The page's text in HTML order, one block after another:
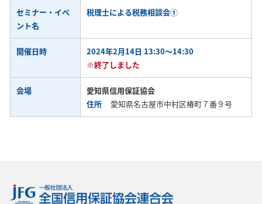
セミナー・イベ
ント名
税理士による税務相談会①
開催日時
2024年2月14日 13:30～14:30
※終了しました
会場
愛知県信用保証協会
住所
愛知県名古屋市中村区椿町７番９号